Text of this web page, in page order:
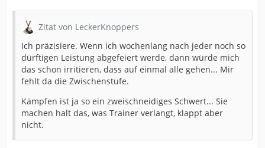
Zitat von LeckerKnoppers
Ich präzisiere. Wenn ich wochenlang nach jeder noch so
dürftigen Leistung abgefeiert werde, dann würde mich
das schon irritieren, dass auf einmal alle gehen... Mir
fehlt da die Zwischenstufe.
Kämpfen ist ja so ein zweischneidiges Schwert... Sie
machen halt das, was Trainer verlangt, klappt aber
nicht.